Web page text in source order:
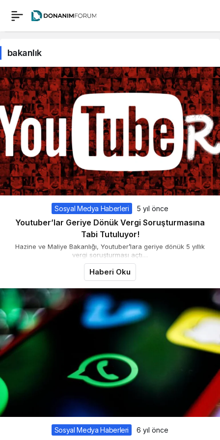
bakanlık
Sosyal Medya Haberleri 5 yıl önce
Youtuber’lar Geriye Dönük Vergi Soruşturmasına
Tabi Tutuluyor!
Hazine ve Maliye Bakanlığı, Youtuber’lara geriye dönük 5 yıllık
vergi soruşturması açtı....
Haberi Oku
Sosyal Medya Haberleri 6 yıl önce